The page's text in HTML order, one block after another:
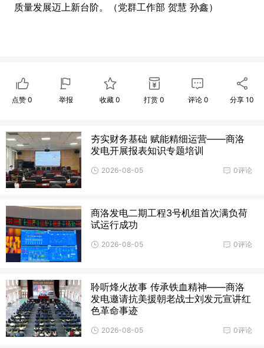
质量发展迈上新台阶。（党群工作部 贺慧 孙鑫）
点赞 0 举报 收藏0 打赏 0 评论 0 分享10
夯实财务基础 赋能精细运营——商洛
发电开展报表知识专题培训
0评论
2026-08-05
商洛发电二期工程3号机组首次满负荷
试运行成功
0评论
2026-08-05
聆听烽火故事 传承铁血精神——商洛
发电邀请抗美援朝老战士刘发元宣讲红
色革命事迹
0评论
2026-08-05